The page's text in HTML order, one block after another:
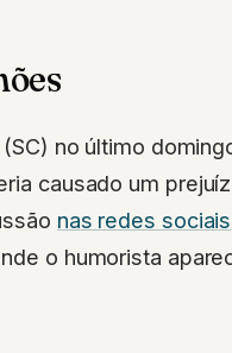
no último
causado um
nas redes sociais
o humorista